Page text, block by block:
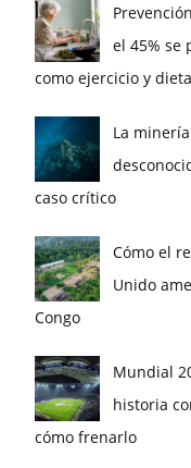
el 45% se
como ejercicio y dieta
La
caso crítico
Cómo el
Unido
Congo
Mundial
historia
cómo frenarlo